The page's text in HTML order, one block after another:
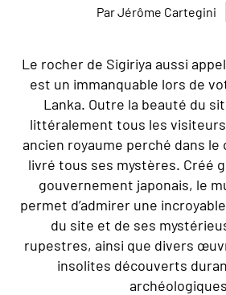
Par Jérôme Cartegini
Le rocher de Sigiriya aussi
est un immanquable lors de
Lanka. Outre la beauté du
littéralement tous les
ancien royaume perché dans le
livré tous ses mystères. Créé
gouvernement japonais, le
permet d’admirer une
du site et de ses
rupestres, ainsi que divers
insolites découverts